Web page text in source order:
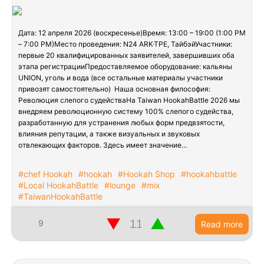
Дата: 12 апреля 2026 (воскресенье)Время: 13:00 – 19:00 (1:00 PM
– 7:00 PM)Место проведения: N24 ARK·TPE, ТайбэйУчастники:
первые 20 квалифицированных заявителей, завершивших оба
этапа регистрацииПредоставляемое оборудование: кальяны
UNION, уголь и вода (все остальные материалы участники
привозят самостоятельно) Наша основная философия:
Революция слепого судействаНа Taiwan HookahBattle 2026 мы
внедряем революционную систему 100% слепого судейства,
разработанную для устранения любых форм предвзятости,
влияния репутации, а также визуальных и звуковых
отвлекающих факторов. Здесь имеет значение…
#chef Hookah #hookah #Hookah Shop
#hookahbattle
#Local HookahBattle #lounge #mix
#TaiwanHookahBattle
9 ▲
▼ Read more